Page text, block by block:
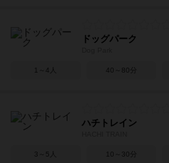
ドッグパーク
1～4人 40～80分
ハチトレイン
3～5人 10～30分